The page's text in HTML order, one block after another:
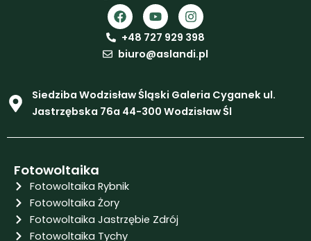
F
a
c
e
b
k
Y
o
u
t
u
I
n
s
t
a
a
m
+48 727 929 398
biuro@aslandi.pl
Siedziba Wodzisław Śląski Galeria Cyganek ul.
Jastrzębska 76a 44-300 Wodzisław Śl
Fotowoltaika
Fotowoltaika Rybnik
Fotowoltaika Żory
Fotowoltaika Jastrzębie Zdrój
Fotowoltaika Tychy